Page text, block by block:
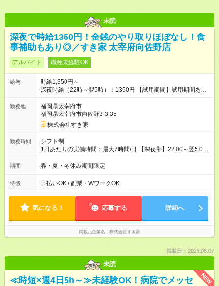
未読
深夜で時給1350円！金銭のやり取りほぼなし！食
事補助もあり◎／すき家 太宰府向佐野店
アルバイト 職種未経験OK
給与
時給1,350円～
深夜時給（22時～翌5時）：1350円 【試用期間】試用期間あり
試用期間の長さ：1ヶ月 雇用形態、給与は本採用時と同じです。
試用期間の実態は30日（※条件変更なし）ですが、切り上げで
一ヶ月とさせていただきます。 研修制度あり：15時間(研修中も
同時給）
勤務地
福岡県太宰府市
福岡県太宰府市向佐野3-3-35
株式会社すき家
勤務時間
シフト制
1日あたりの実働時間：最大7時間/日 【深夜帯】22:00～翌5:00
週2日～・1日2h～OK◎ ※22:00から翌5:00までは18歳以上の方
のみ勤務可能です（18歳未満の深夜業務禁止のため） ★深夜で
す。 必ず、2名以上での勤務を行いますので、安心して働けま
す。
期間 春・夏・冬休み期間限定
特徴 日払いOK / 副業・WワークOK
気になる！ 応募する 詳細へ
掲載元企業名 株式会社すき家
掲載日：2026.08.07
未読
NEW
≪時短×週4日5h～≫未経験OK！病院でメッセ